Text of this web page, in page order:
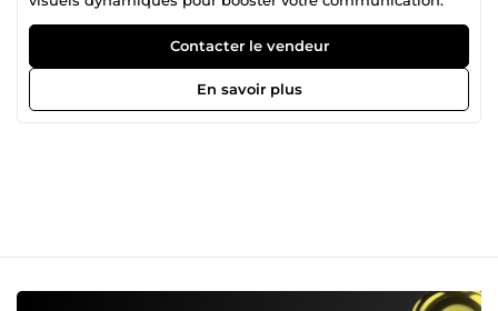
Contacter le vendeur
En savoir plus